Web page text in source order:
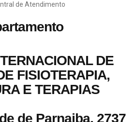
de Atendimento
DE
FISIOTERAPIA,
E TERAPIAS
de Parnaiba, 2737